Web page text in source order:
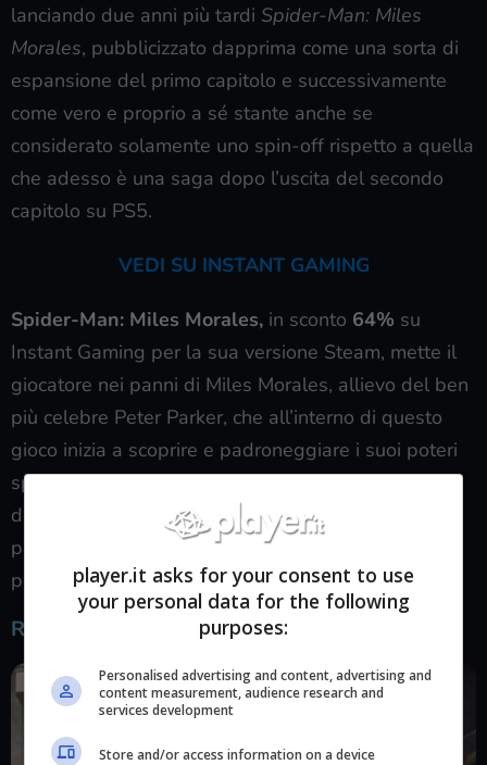
lanciando due anni più tardi Spider-Man: Miles
Morales, pubblicizzato dapprima come una sorta di
espansione del primo capitolo e successivamente
come vero e proprio a sé stante anche se
considerato solamente uno spin-off rispetto a quella
che adesso è una saga dopo l’uscita del secondo
capitolo su PS5.
VEDI SU INSTANT GAMING
Spider-Man: Miles Morales, in sconto 64% su
Instant Gaming per la sua versione Steam, mette il
giocatore nei panni di Miles Morales, allievo del ben
più celebre Peter Parker, che all’interno di questo
gioco inizia a scoprire e padroneggiare i suoi poteri
speciali come la scarica venom e l’occultamento
della mente; la versione PC porta al massimo le
prestazioni con compatibilità ray-tracing e supporto
per i monitorultrawide.
Red Dead Redemption II Ultimate Edition
player.it asks for your consent to use
your personal data for the following
purposes:
Personalised advertising and content, advertising and
content measurement, audience research and
services development
Store and/or access information on a device